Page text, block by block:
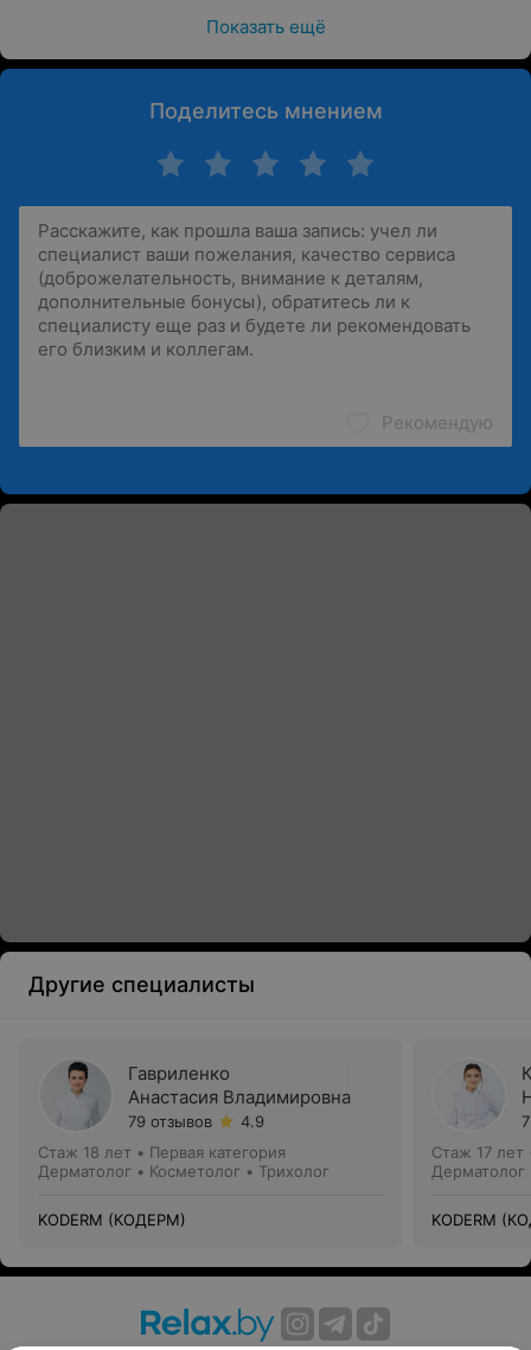
Показать ещё
Поделитесь мнением
Рекомендую
Другие специалисты
Гавриленко
Анастасия Владимировна
79 отзывов
4.9
Стаж 18 лет • Первая категория
Дерматолог • Косметолог • Трихолог
KODERM (КОДЕРМ)
Стаж 17 лет
Дерматолог
KODERM